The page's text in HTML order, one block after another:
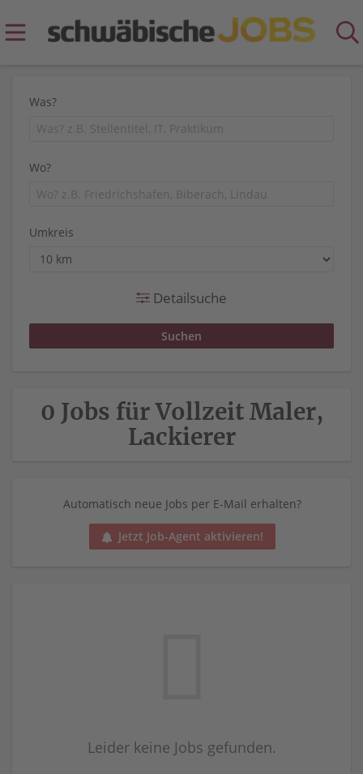
Was?
Wo?
Umkreis
Detailsuche
0 Jobs für Vollzeit Maler,
Lackierer
Automatisch neue Jobs per E-Mail erhalten?
Jetzt Job-Agent aktivieren!
Leider keine Jobs gefunden.